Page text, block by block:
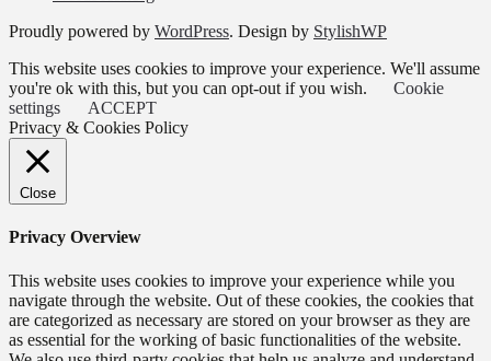
Proudly powered by WordPress. Design by StylishWP
This website uses cookies to improve your experience. We'll assume
you're ok with this, but you can opt-out if you wish.
Cookie
settings
ACCEPT
Privacy & Cookies Policy
Close
Privacy Overview
This website uses cookies to improve your experience while you
navigate through the website. Out of these cookies, the cookies that
are categorized as necessary are stored on your browser as they are
as essential for the working of basic functionalities of the website.